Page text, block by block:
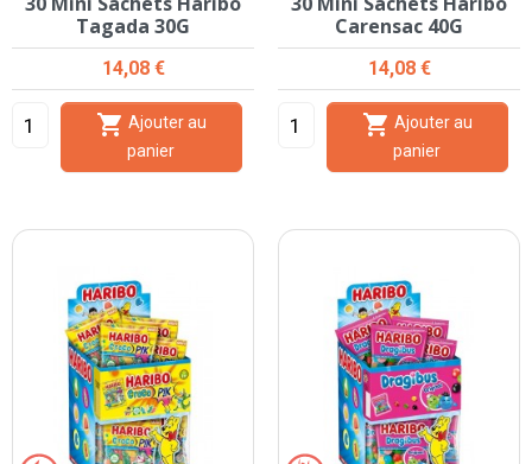
Tagada 30G
Prix
14,08 €

panier
Carensac 40G
Prix
14,08 €

panier